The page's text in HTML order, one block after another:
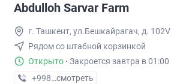
Abdulloh Sarvar Farm
г. Ташкент, ул.Бешкайрагач, д. 102V
Рядом со штабной корзинкой
Открыто · Закроется завтра в 01:00
+998 (97) XXX-XX-XX
смотреть